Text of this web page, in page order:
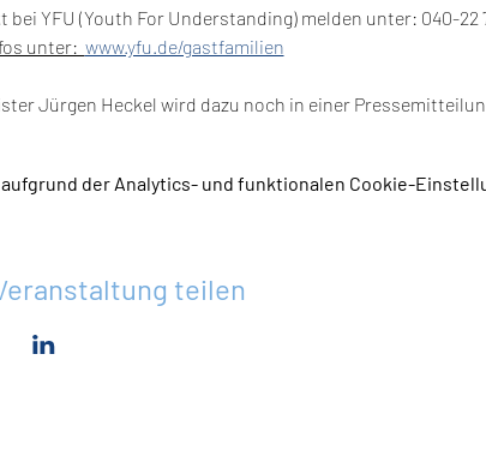
bei YFU (Youth For Understanding) melden unter: 040-22
unter: www.yfu.de/gastfamilien
Jürgen Heckel wird dazu noch in einer
aufgrund der Analytics- und funktionalen Cookie-
teilen